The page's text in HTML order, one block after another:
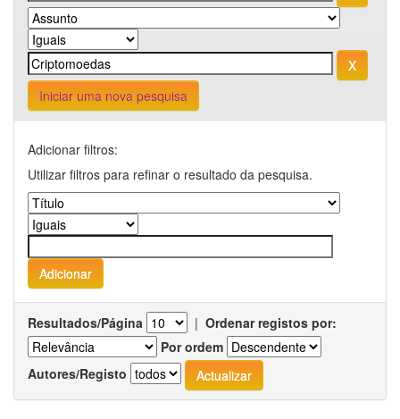
Iniciar uma nova pesquisa
Adicionar filtros:
Utilizar filtros para refinar o resultado da pesquisa.
Resultados/Página | Ordenar registos por:
Por ordem
Autores/Registo